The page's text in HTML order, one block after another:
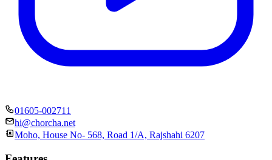
01605-002711
hi@chorcha.net
Moho, House No- 568, Road 1/A, Rajshahi 6207